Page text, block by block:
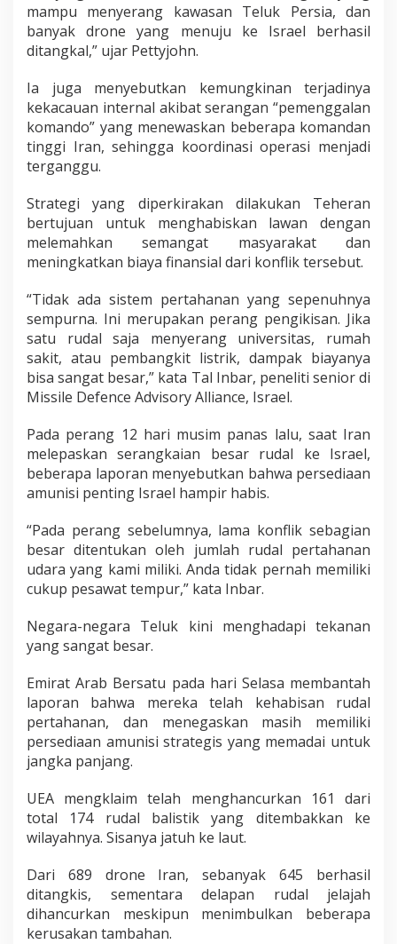
mampu menyerang kawasan Teluk Persia, dan
banyak drone yang menuju ke Israel berhasil
ditangkal,” ujar Pettyjohn.
Ia juga menyebutkan kemungkinan terjadinya
kekacauan internal akibat serangan “pemenggalan
komando” yang menewaskan beberapa komandan
tinggi Iran, sehingga koordinasi operasi menjadi
terganggu.
Strategi yang diperkirakan dilakukan Teheran
bertujuan untuk menghabiskan lawan dengan
melemahkan semangat masyarakat dan
meningkatkan biaya finansial dari konflik tersebut.
“Tidak ada sistem pertahanan yang sepenuhnya
sempurna. Ini merupakan perang pengikisan. Jika
satu rudal saja menyerang universitas, rumah
sakit, atau pembangkit listrik, dampak biayanya
bisa sangat besar,” kata Tal Inbar, peneliti senior di
Missile Defence Advisory Alliance, Israel.
Pada perang 12 hari musim panas lalu, saat Iran
melepaskan serangkaian besar rudal ke Israel,
beberapa laporan menyebutkan bahwa persediaan
amunisi penting Israel hampir habis.
“Pada perang sebelumnya, lama konflik sebagian
besar ditentukan oleh jumlah rudal pertahanan
udara yang kami miliki. Anda tidak pernah memiliki
cukup pesawat tempur,” kata Inbar.
Negara-negara Teluk kini menghadapi tekanan
yang sangat besar.
Emirat Arab Bersatu pada hari Selasa membantah
laporan bahwa mereka telah kehabisan rudal
pertahanan, dan menegaskan masih memiliki
persediaan amunisi strategis yang memadai untuk
jangka panjang.
UEA mengklaim telah menghancurkan 161 dari
total 174 rudal balistik yang ditembakkan ke
wilayahnya. Sisanya jatuh ke laut.
Dari 689 drone Iran, sebanyak 645 berhasil
ditangkis, sementara delapan rudal jelajah
dihancurkan meskipun menimbulkan beberapa
kerusakan tambahan.